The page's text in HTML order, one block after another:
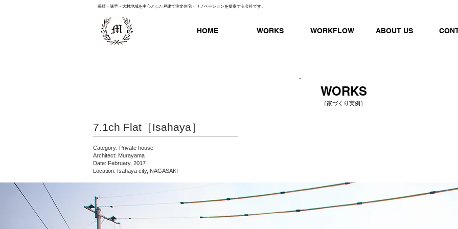
長崎・諫早・大村地域を中心とした戸建て注文住宅・リノベーションを提案する会社です。
HOME WORKS WORKFLOW ABOUT US
WORKS
［家づくり実例］
7.1ch Flat［Isahaya］
Category: Private house
Architect: Murayama
Date: February, 2017
Location: Isahaya city, NAGASAKI